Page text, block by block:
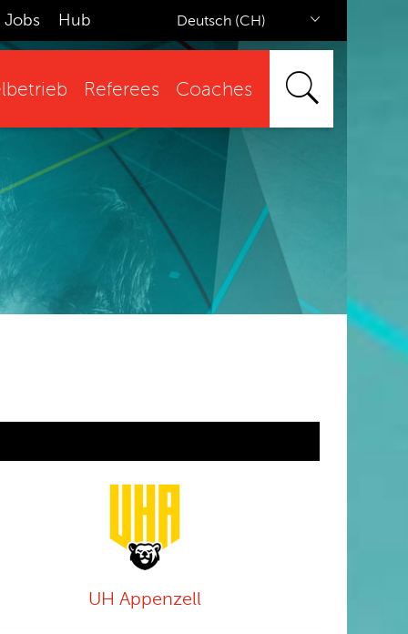
Jobs Hub Deutsch (CH)
Referees Coaches
UH Appenzell